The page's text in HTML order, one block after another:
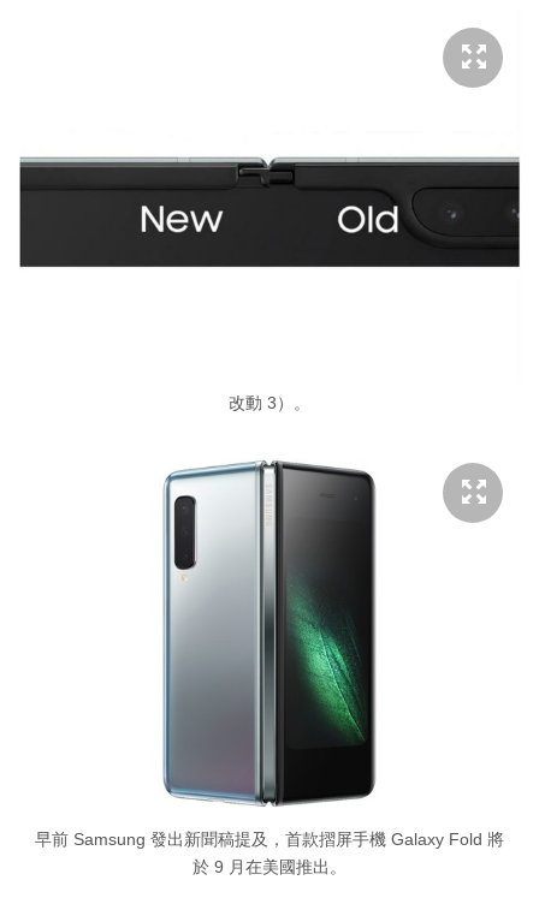
改動 3）。
早前 Samsung 發出新聞稿提及，首款摺屏手機 Galaxy Fold 將
於 9 月在美國推出。